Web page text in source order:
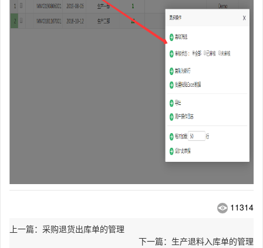
11314
上一篇：采购退货出库单的管理
下一篇：生产退料入库单的管理